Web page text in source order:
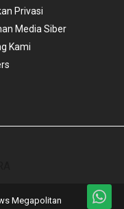
Privasi
Media Siber
Kami
Megapolitan